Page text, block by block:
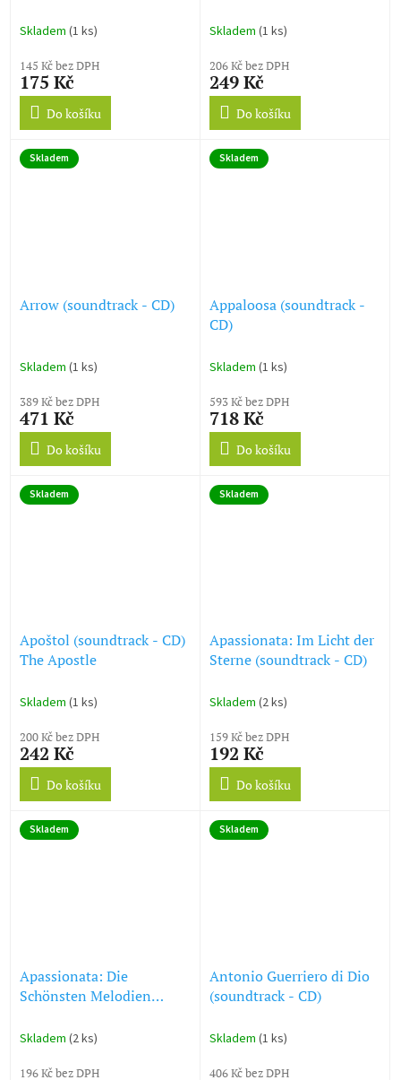
Skladem (1 ks)
145 Kč bez DPH
175 Kč
Do košíku
Skladem (1 ks)
206 Kč bez DPH
249 Kč
Do košíku
Skladem
Arrow (soundtrack - CD)
Skladem (1 ks)
389 Kč bez DPH
471 Kč
Do košíku
Skladem
Appaloosa (soundtrack -
CD)
Skladem (1 ks)
593 Kč bez DPH
718 Kč
Do košíku
Skladem
Apoštol (soundtrack - CD)
The Apostle
Skladem (1 ks)
200 Kč bez DPH
242 Kč
Do košíku
Skladem
Apassionata: Im Licht der
Sterne (soundtrack - CD)
Skladem (2 ks)
159 Kč bez DPH
192 Kč
Do košíku
Skladem
Apassionata: Die
Schönsten Melodien
- CD)
Skladem (2 ks)
196 Kč bez DPH
Skladem
Antonio Guerriero di Dio
(soundtrack - CD)
Skladem (1 ks)
406 Kč bez DPH